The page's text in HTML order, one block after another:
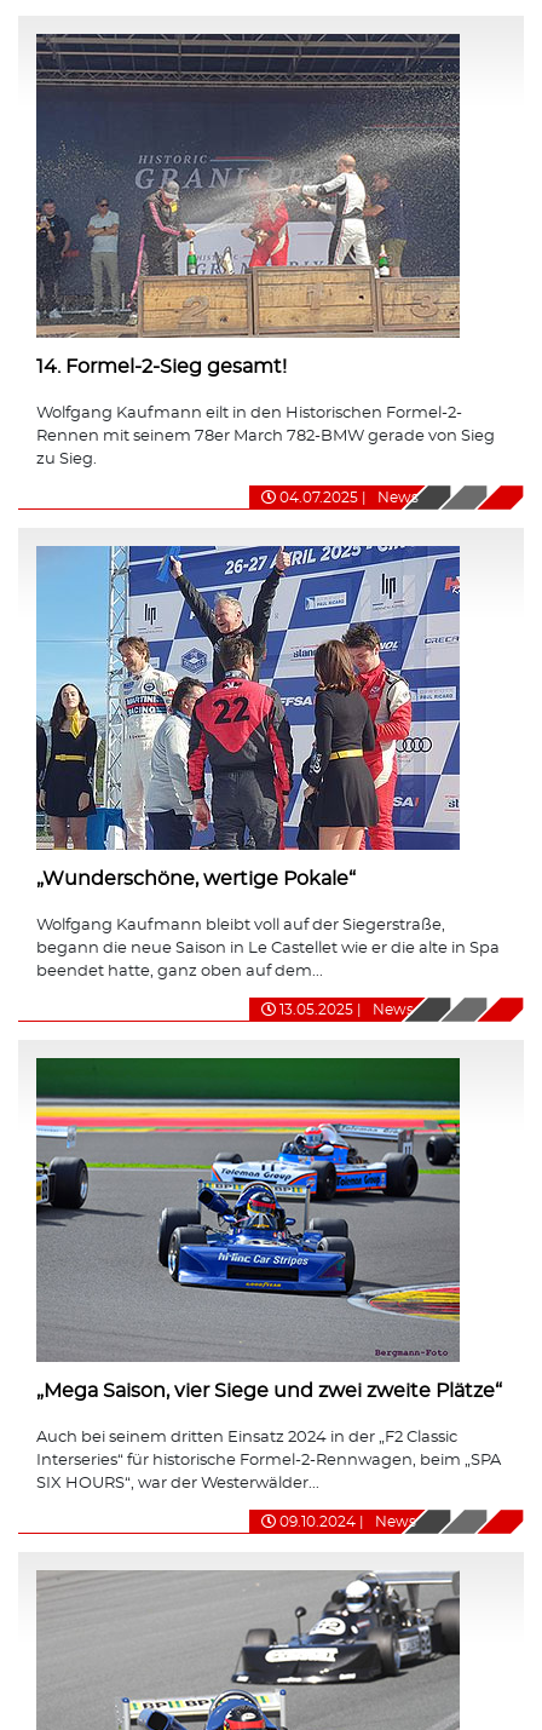
14. Formel-2-Sieg gesamt!
Wolfgang Kaufmann eilt in den Historischen Formel-2-
Rennen mit seinem 78er March 782-BMW gerade von Sieg
zu Sieg.
04.07.2025 News
„Wunderschöne, wertige Pokale“
Wolfgang Kaufmann bleibt voll auf der Siegerstraße,
begann die neue Saison in Le Castellet wie er die alte in Spa
beendet hatte, ganz oben auf dem...
13.05.2025 News
„Mega Saison, vier Siege und zwei zweite Plätze“
Auch bei seinem dritten Einsatz 2024 in der „F2 Classic
Interseries“ für historische Formel-2-Rennwagen, beim „SPA
SIX HOURS“, war der Westerwälder...
09.10.2024 News